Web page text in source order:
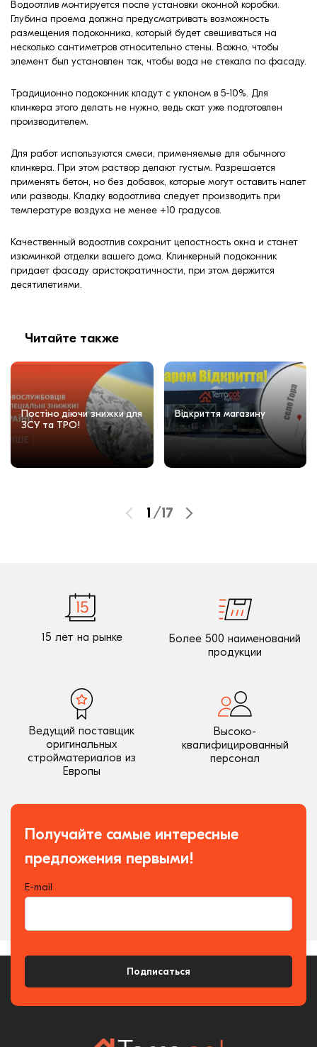
Водоотлив монтируется после установки оконной коробки.
Глубина проема должна предусматривать возможность
размещения подоконника, который будет свешиваться на
несколько сантиметров относительно стены. Важно, чтобы
элемент был установлен так, чтобы вода не стекала по фасаду.
Традиционно подоконник кладут с уклоном в 5-10%. Для
клинкера этого делать не нужно, ведь скат уже подготовлен
производителем.
Для работ используются смеси, применяемые для обычного
клинкера. При этом раствор делают густым. Разрешается
применять бетон, но без добавок, которые могут оставить налет
или разводы. Кладку водоотлива следует производить при
температуре воздуха не менее +10 градусов.
Качественный водоотлив сохранит целостность окна и станет
изюминкой отделки вашего дома. Клинкерный подоконник
придает фасаду аристократичности, при этом держится
десятилетиями.
Читайте также
Постіно діючи знижки для
ЗСУ та ТРО!
Відкриття магазину
1 /17
15 лет на рынке
Более 500 наименований
продукции
Ведущий поставщик
оригинальных
стройматериалов из
Европы
Высоко-
квалифицированный
персонал
Получайте самые интересные
предложения первыми!
E-mail
Подписаться